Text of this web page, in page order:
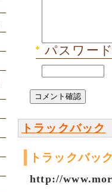
パスワー
トラックバック
トラックバッ
http://